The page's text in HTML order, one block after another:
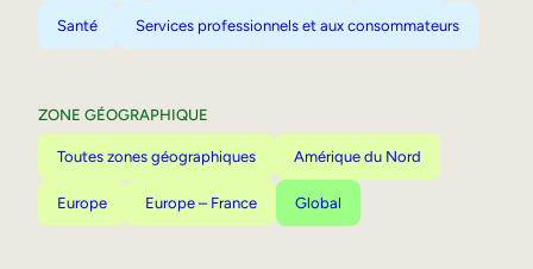
Santé Services professionnels et aux consommateurs
ZONE GÉOGRAPHIQUE
Toutes zones géographiques Amérique du Nord
Europe Europe – France Global